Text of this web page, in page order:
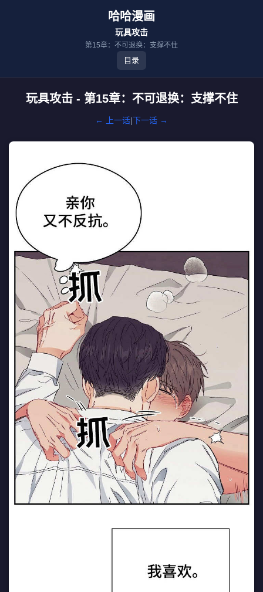
哈哈漫画
玩具攻击
第15章：不可退换：支撑不住
目录
玩具攻击 - 第15章：不可退换：支撑不住
← 上一话|下一话 →